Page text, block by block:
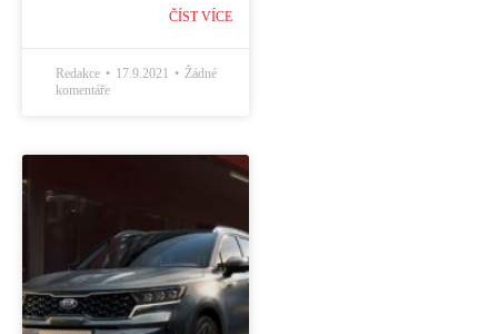
ČÍST VÍCE
Redakce 17.9.2021
Žádné
komentáře